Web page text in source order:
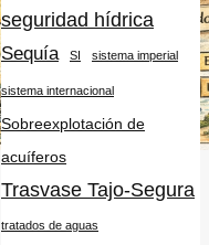
seguridad hídrica
Sequía SI sistema imperial
sistema internacional
Sobreexplotación de
acuíferos
Trasvase Tajo-Segura
tratados de aguas